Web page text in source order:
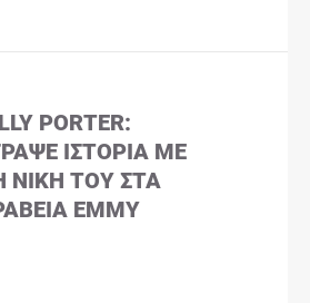
PORTER:
ΙΣΤΟΡΊΑ ΜΕ
ΝΊΚΗ ΤΟΥ ΣΤΑ
EMMY